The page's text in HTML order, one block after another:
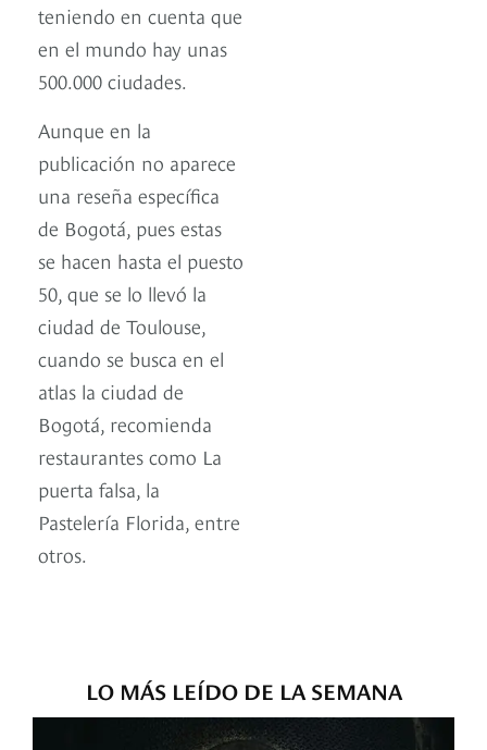
teniendo en cuenta que
en el mundo hay unas
500.000 ciudades.
Aunque en la
publicación no aparece
una reseña específica
de Bogotá, pues estas
se hacen hasta el puesto
50, que se lo llevó la
ciudad de Toulouse,
cuando se busca en el
atlas la ciudad de
Bogotá, recomienda
restaurantes como La
puerta falsa, la
Pastelería Florida, entre
otros.
LO MÁS LEÍDO DE LA SEMANA